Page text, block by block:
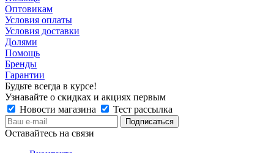
Оптовикам
Условия оплаты
Условия доставки
Долями
Помощь
Бренды
Гарантии
Будьте всегда в курсе!
Узнавайте о скидках и акциях первым
Новости магазина
Тест рассылка
Оставайтесь на связи